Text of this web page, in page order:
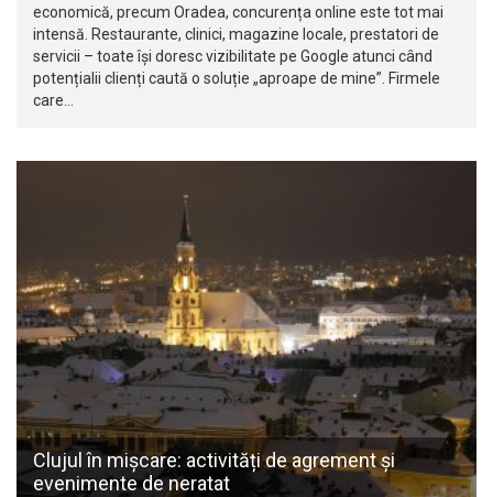
economică, precum Oradea, concurența online este tot mai
intensă. Restaurante, clinici, magazine locale, prestatori de
servicii – toate își doresc vizibilitate pe Google atunci când
potențialii clienți caută o soluție „aproape de mine”. Firmele
care…
Clujul în mișcare: activități de agrement și
evenimente de neratat